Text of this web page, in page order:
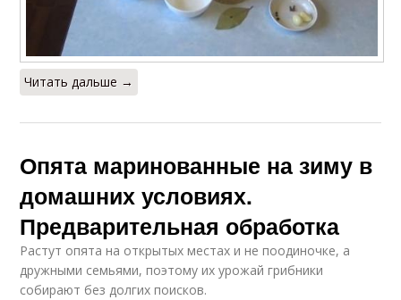
Читать дальше →
Опята маринованные на зиму в
домашних условиях.
Предварительная обработка
Растут опята на открытых местах и не поодиночке, а
дружными семьями, поэтому их урожай грибники
собирают без долгих поисков.